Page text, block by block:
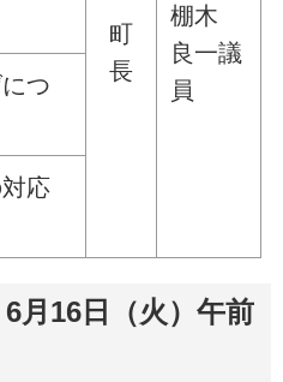
町
長
棚木
良一議
員
つ
応
月16日（火）午前